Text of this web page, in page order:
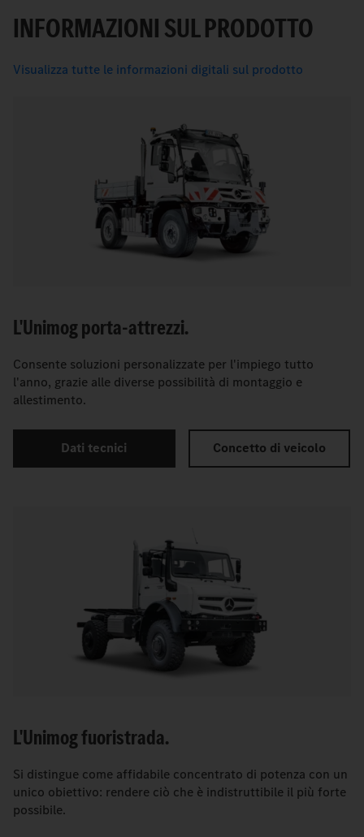
INFORMAZIONI SUL PRODOTTO
Visualizza tutte le informazioni digitali sul prodotto
L'Unimog porta-attrezzi.
Consente soluzioni personalizzate per l'impiego tutto
l'anno, grazie alle diverse possibilità di montaggio e
allestimento.
Dati tecnici Concetto di veicolo
L'Unimog fuoristrada.
Si distingue come affidabile concentrato di potenza con un
unico obiettivo: rendere ciò che è indistruttibile il più forte
possibile.